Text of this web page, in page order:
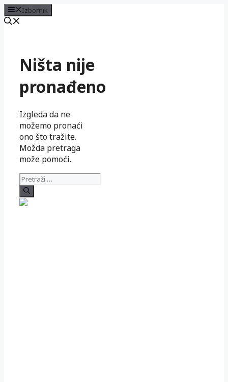
Izbornik
Ništa nije
pronađeno
Izgleda da ne
možemo pronaći
ono što tražite.
Možda pretraga
može pomoći.
Pretraži: